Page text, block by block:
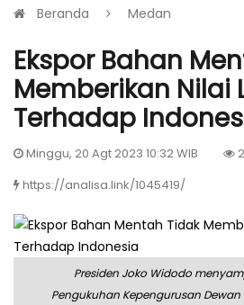
Beranda Medan
Ekspor Bahan
Memberikan Nilai
Terhadap
Minggu, 20 Agt 2023 10:32 WIB
https://analisa.link/1045419/
Presiden Joko Widodo
Pengukuhan Kepengurusan